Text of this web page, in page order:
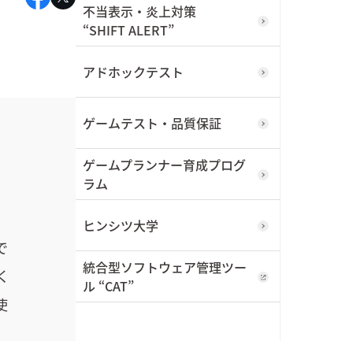
不当表示・炎上対策
“SHIFT ALERT”
アドホックテスト
ゲームテスト・品質保証
ゲームプランナー育成プログ
ラム
ヒンシツ大学
統合型ソフトウェア管理ツー
ル “CAT”